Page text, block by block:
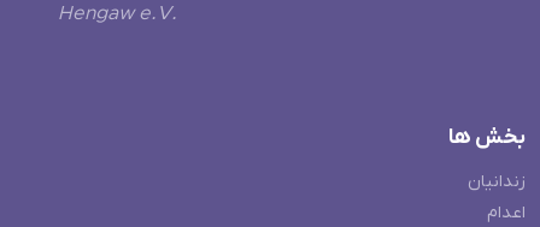
Hengaw e.V.
بخش ها
زندانیان
اعدام